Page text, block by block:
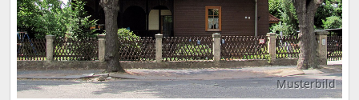
Musterbild